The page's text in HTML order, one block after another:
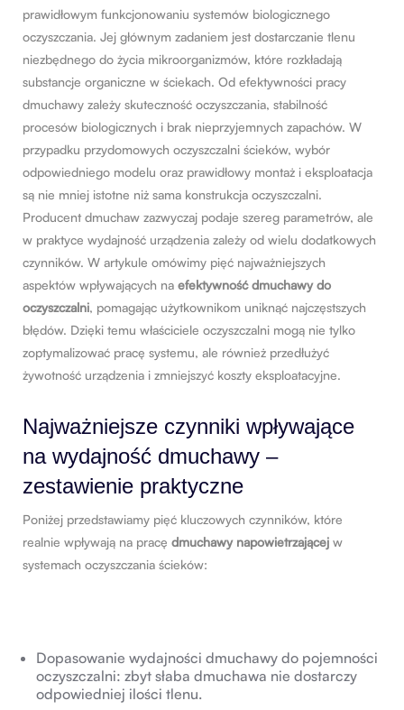
prawidłowym funkcjonowaniu systemów biologicznego
oczyszczania. Jej głównym zadaniem jest dostarczanie tlenu
niezbędnego do życia mikroorganizmów, które rozkładają
substancje organiczne w ściekach. Od efektywności pracy
dmuchawy zależy skuteczność oczyszczania, stabilność
procesów biologicznych i brak nieprzyjemnych zapachów. W
przypadku przydomowych oczyszczalni ścieków, wybór
odpowiedniego modelu oraz prawidłowy montaż i eksploatacja
są nie mniej istotne niż sama konstrukcja oczyszczalni.
Producent dmuchaw zazwyczaj podaje szereg parametrów, ale
w praktyce wydajność urządzenia zależy od wielu dodatkowych
czynników. W artykule omówimy pięć najważniejszych
aspektów wpływających na efektywność dmuchawy do
oczyszczalni, pomagając użytkownikom uniknąć najczęstszych
błędów. Dzięki temu właściciele oczyszczalni mogą nie tylko
zoptymalizować pracę systemu, ale również przedłużyć
żywotność urządzenia i zmniejszyć koszty eksploatacyjne.
Najważniejsze czynniki wpływające
na wydajność dmuchawy –
zestawienie praktyczne
Poniżej przedstawiamy pięć kluczowych czynników, które
realnie wpływają na pracę dmuchawy napowietrzającej w
systemach oczyszczania ścieków:
Dopasowanie wydajności dmuchawy do pojemności
oczyszczalni: zbyt słaba dmuchawa nie dostarczy
odpowiedniej ilości tlenu.